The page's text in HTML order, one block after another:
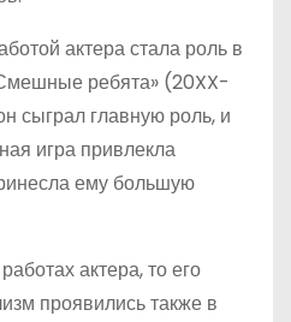
актера стала роль в
ребята» (20XX-
сыграл главную роль, и
игра привлекла
ему большую
актера, то его
проявились также в